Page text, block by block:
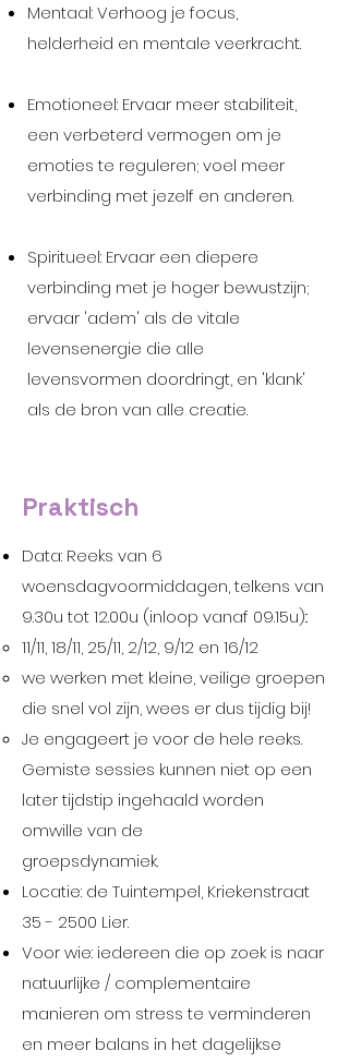
Mentaal: Verhoog je focus,
helderheid en mentale veerkracht.
Emotioneel: Ervaar meer stabiliteit,
een verbeterd vermogen om je
emoties te reguleren; voel meer
verbinding met jezelf en anderen.
Spiritueel: Ervaar een diepere
verbinding met je hoger bewustzijn;
ervaar 'adem' als de vitale
levensenergie die alle
levensvormen doordringt, en 'klank'
als de bron van alle creatie.
Data: Reeks van 6
woensdagvoormiddagen, telkens van
9.30u tot 12.00u (inloop vanaf 09.15u)::
11/11, 18/11, 25/11, 2/12, 9/12 en 16/12
we werken met kleine, veilige groepen
die snel vol zijn, wees er dus tijdig bij!
Je engageert je voor de hele reeks.
Gemiste sessies kunnen niet op een
later tijdstip ingehaald worden
omwille van de
groepsdynamiek.
Locatie: de Tuintempel, Kriekenstraat
35 - 2500 Lier.
Voor wie: iedereen die op zoek is naar
natuurlijke / complementaire
manieren om stress te verminderen
en meer balans in het dagelijkse
Praktisch